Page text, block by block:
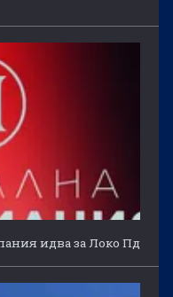
идва за Локо Пд